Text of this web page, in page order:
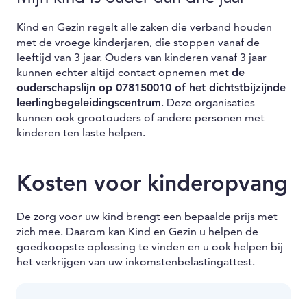
Kind en Gezin regelt alle zaken die verband houden
met de vroege kinderjaren, die stoppen vanaf de
leeftijd van 3 jaar. Ouders van kinderen vanaf 3 jaar
kunnen echter altijd contact opnemen met de
ouderschapslijn op 078150010 of het dichtstbijzijnde
leerlingbegeleidingscentrum. Deze organisaties
kunnen ook grootouders of andere personen met
kinderen ten laste helpen.
Kosten voor kinderopvang
De zorg voor uw kind brengt een bepaalde prijs met
zich mee. Daarom kan Kind en Gezin u helpen de
goedkoopste oplossing te vinden en u ook helpen bij
het verkrijgen van uw inkomstenbelastingattest.